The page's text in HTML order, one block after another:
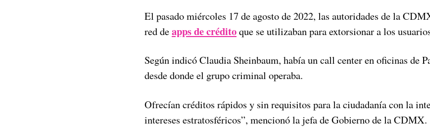
El pasado miércoles 17 de agosto de 2022, las autoridades de la
red deapps de créditoque se utilizaban para extorsionar a los
Según indicó Claudia Sheinbaum, había un call center en oficinas de
desde donde el grupo criminal operaba.
Ofrecían créditos rápidos y sin requisitos para la ciudadanía con la
intereses estratosféricos”, mencionó la jefa de Gobierno de la CDMX.